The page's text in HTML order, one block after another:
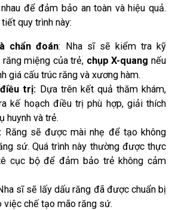
để đảm bảo an toàn và hiệu quả.
quy trình này:
chẩn đoán: Nha sĩ sẽ kiểm tra kỹ
miệng của trẻ, chụp X-quang nếu
giá cấu trúc răng và xương hàm.
trị: Dựa trên kết quả thăm khám,
kế hoạch điều trị phù hợp, giải thích
huynh và trẻ.
Răng sẽ được mài nhẹ để tạo không
sứ. Quá trình này thường được thực
cục bộ để đảm bảo trẻ không cảm
sĩ sẽ lấy dấu răng đã được chuẩn bị
việc chế tạo mão răng sứ.